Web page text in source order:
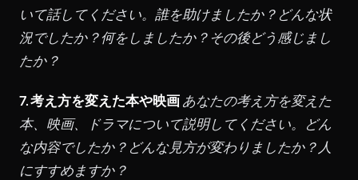
いて話してください。誰を助けましたか？どんな状
況でしたか？何をしましたか？その後どう感じまし
たか？
7. 考え方を変えた本や映画 あなたの考え方を変えた
本、映画、ドラマについて説明してください。どん
な内容でしたか？どんな見方が変わりましたか？人
にすすめますか？